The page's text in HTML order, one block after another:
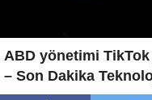
ABD yönetimi
– Son Dakika